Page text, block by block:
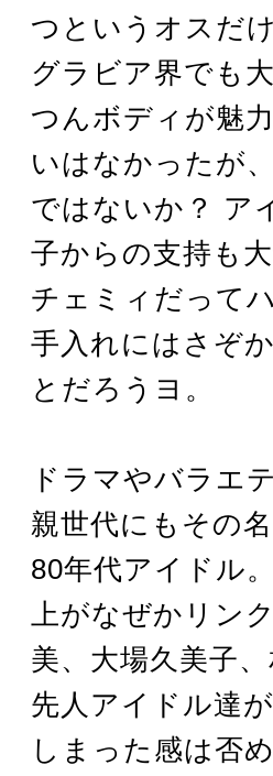
つというオスだ
グラビア界でも
つんボディが魅
いはなかったが
ではないか？ ア
子からの支持も
チェミィだって
手入れにはさぞ
とだろうヨ。
ドラマやバラエ
親世代にもその
80年代アイドル
上がなぜかリン
美、大場久美子
先人アイドル達
しまった感は否